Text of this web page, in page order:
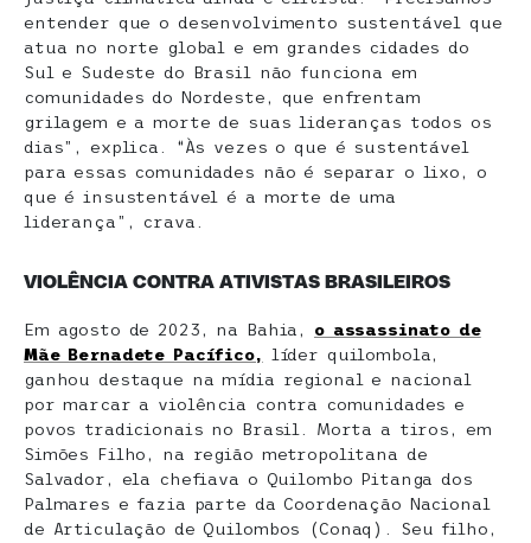
entender que o desenvolvimento sustentável que
atua no norte global e em grandes cidades do
Sul e Sudeste do Brasil não funciona em
comunidades do Nordeste, que enfrentam
grilagem e a morte de suas lideranças todos os
dias”, explica. “Às vezes o que é sustentável
para essas comunidades não é separar o lixo, o
que é insustentável é a morte de uma
liderança”, crava.
VIOLÊNCIA CONTRA ATIVISTAS BRASILEIROS
Em agosto de 2023, na Bahia, o assassinato de
Mãe Bernadete Pacífico, líder quilombola,
ganhou destaque na mídia regional e nacional
por marcar a violência contra comunidades e
povos tradicionais no Brasil. Morta a tiros, em
Simões Filho, na região metropolitana de
Salvador, ela chefiava o Quilombo Pitanga dos
Palmares e fazia parte da Coordenação Nacional
de Articulação de Quilombos (Conaq). Seu filho,